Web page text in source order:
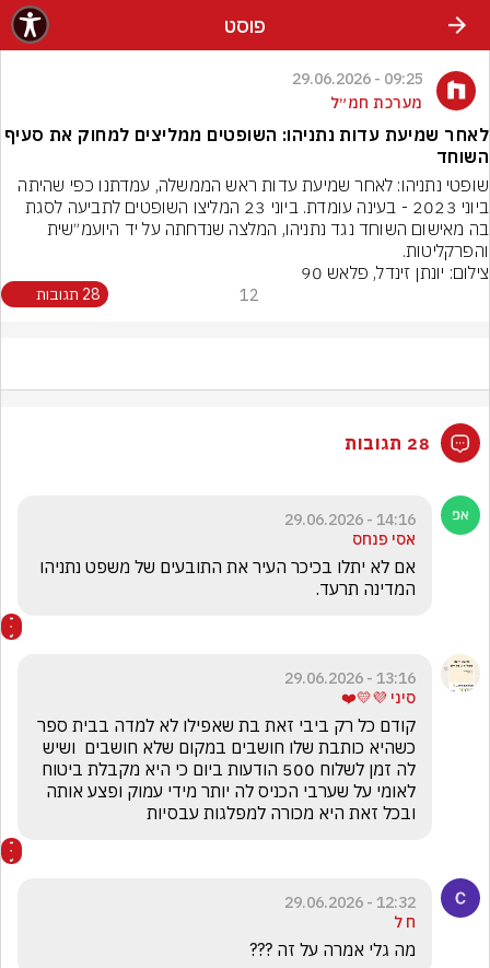
פוסט
09:25 - 29.06.2026
מערכת חמ״ל
לאחר שמיעת עדות נתניהו: השופטים ממליצים למחוק את סעיף
השוחד
והפרקליטות.
צילום: יונתן זינדל, פלאש 90
12 28 תגובות
28 תגובות
14:16 - 29.06.2026
אסי פנחס
המדינה תרעד.
13:16 - 29.06.2026
סיני 💜💛❤️
ובכל זאת היא מכורה למפלגות עבסיות
12:32 - 29.06.2026
ח ל
מה גלי אמרה על זה ???